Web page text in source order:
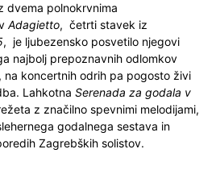
dvema polnokrvnima
Adagietto, četrti stavek iz
, je ljubezensko posvetilo njegovi
najbolj prepoznavnih odlomkov
na koncertnih odrih pa pogosto živi
Lahkotna Serenada za godala v
z značilno spevnimi melodijami,
godalnega sestava in
Zagrebških solistov.